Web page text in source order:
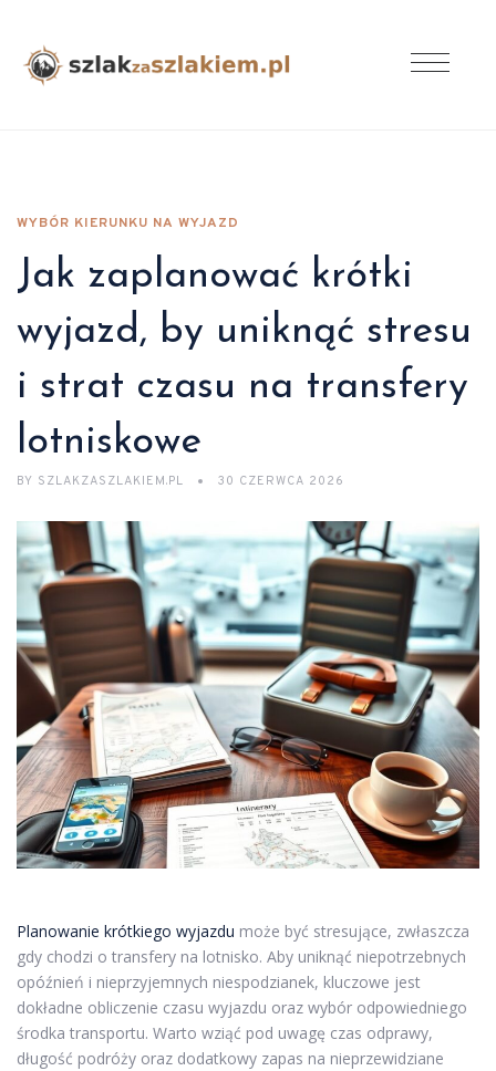
WYBÓR KIERUNKU NA WYJAZD
Jak zaplanować krótki
wyjazd, by uniknąć stresu
i strat czasu na transfery
lotniskowe
BY SZLAKZASZLAKIEM.PL 30 CZERWCA 2026
Planowanie krótkiego wyjazdu może być stresujące, zwłaszcza
gdy chodzi o transfery na lotnisko. Aby uniknąć niepotrzebnych
opóźnień i nieprzyjemnych niespodzianek, kluczowe jest
dokładne obliczenie czasu wyjazdu oraz wybór odpowiedniego
środka transportu. Warto wziąć pod uwagę czas odprawy,
długość podróży oraz dodatkowy zapas na nieprzewidziane